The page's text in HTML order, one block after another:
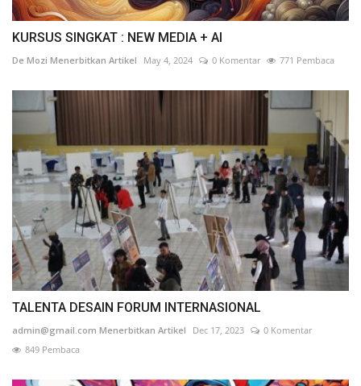
KURSUS SINGKAT : NEW MEDIA + AI
De Mozi Menerbitkan Artikel May 4, 2024 0 Komentar 771 Pembaca
TALENTA DESAIN FORUM INTERNASIONAL
admin@gmail.com Menerbitkan Artikel Dec 17, 2023
0 Komentar
849 Pembaca